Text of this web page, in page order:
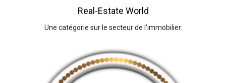
Real-Estate World
Une catégorie sur le secteur de l'immobilier.